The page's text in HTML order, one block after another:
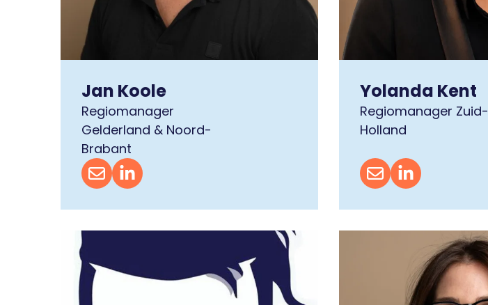
Jan Koole
Regiomanager
Gelderland & Noord-
Brabant
Yolanda Kent
Regiomanager Zuid-
Holland